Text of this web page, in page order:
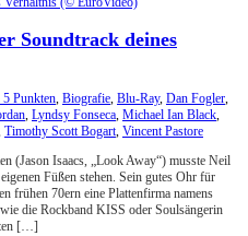
Soundtrack deines
Punkten, Biografie, Blu-Ray, Dan Fogler,
, Lyndsy Fonseca, Michael Ian Black,
Timothy Scott Bogart, Vincent Pastore
(Jason Isaacs, „Look Away“) musste Neil
Füßen stehen. Sein gutes Ohr für
frühen 70ern eine Plattenfirma namens
die Rockband KISS oder Soulsängerin
[…]